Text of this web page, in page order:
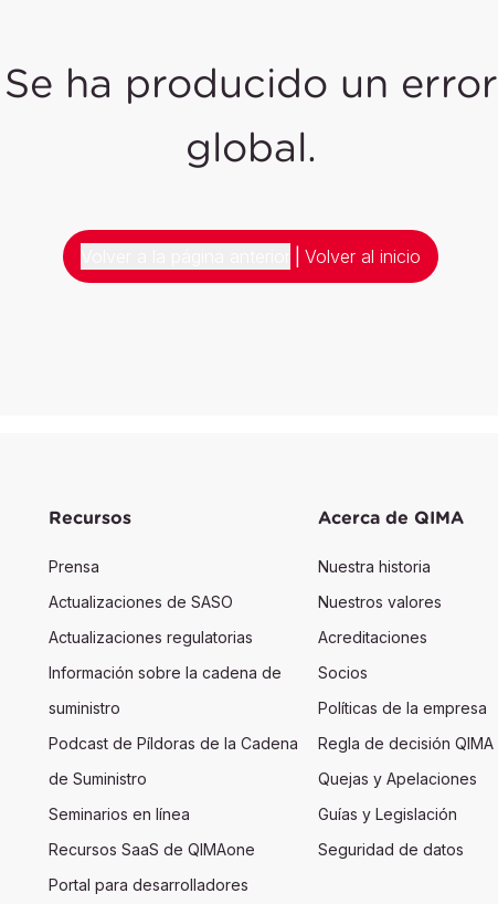
Se ha producido un error
global.
Volver al inicio
Recursos
Prensa
Actualizaciones de SASO
Actualizaciones regulatorias
Información sobre la cadena de
suministro
Podcast de Píldoras de la Cadena
de Suministro
Seminarios en línea
Recursos SaaS de QIMAone
Portal para desarrolladores
Acerca de QIMA
Nuestra historia
Nuestros valores
Acreditaciones
Socios
Políticas de la empresa
Regla de decisión QIMA
Quejas y Apelaciones
Guías y Legislación
Seguridad de datos